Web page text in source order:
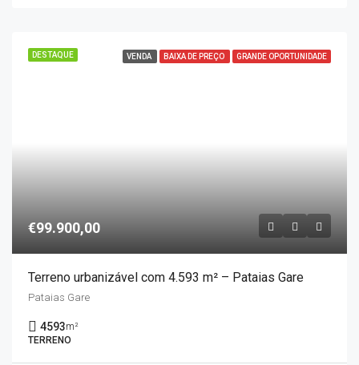
DESTAQUE VENDA BAIXA DE PREÇO GRANDE OPORTUNIDADE
€99.900,00
Terreno urbanizável com 4.593 m² – Pataias Gare
Pataias Gare
4593m²
TERRENO